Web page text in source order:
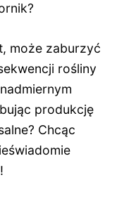
może zaburzyć
rośliny
produkcję
Chcąc